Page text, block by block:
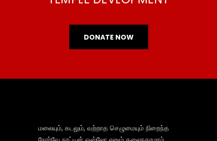
DONATE NOW
மலையும், கடலும், வற்றாத செழுமையும் நிறைந்த